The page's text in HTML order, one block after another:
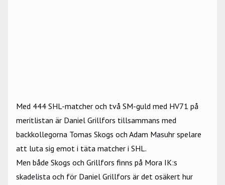
Med 444 SHL-matcher och två SM-guld med HV71 på
meritlistan är Daniel Grillfors tillsammans med
backkollegorna Tomas Skogs och Adam Masuhr spelare
att luta sig emot i täta matcher i SHL.
Men både Skogs och Grillfors finns på Mora IK:s
skadelista och för Daniel Grillfors är det osäkert hur